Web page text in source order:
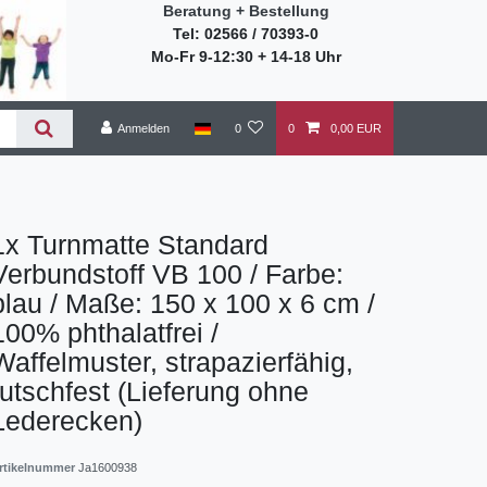
Beratung + Bestellung
Tel: 02566 / 70393-0
Mo-Fr 9-12:30 + 14-18 Uhr
Anmelden 0 0 0,00 EUR
Turnmatte Standard
VB 100 / Farbe:
/ Maße: 150 x 100 x 6 cm /
phthalatfrei /
strapazierfähig,
(Lieferung ohne
Ja1600938